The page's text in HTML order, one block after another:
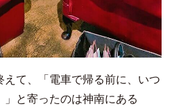
て、「電車で帰る前に、いつ
」と寄ったのは神南にある